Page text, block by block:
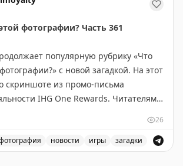
в другой клубника, на мне –
из которого можно шить свадебное
взяла протокол сервиса пять
его под девизом «сделай лучше».
увидеть, а это было:
белья
фотографии? Часть 361
популярную рубрику «Что
с новой загадкой. На этот
скриншоте из промо-письма
IHG One Rewards. Читателям
на предыдущую загадку (часть 360) —
в Вайоминге с почти
26
новости игры загадки